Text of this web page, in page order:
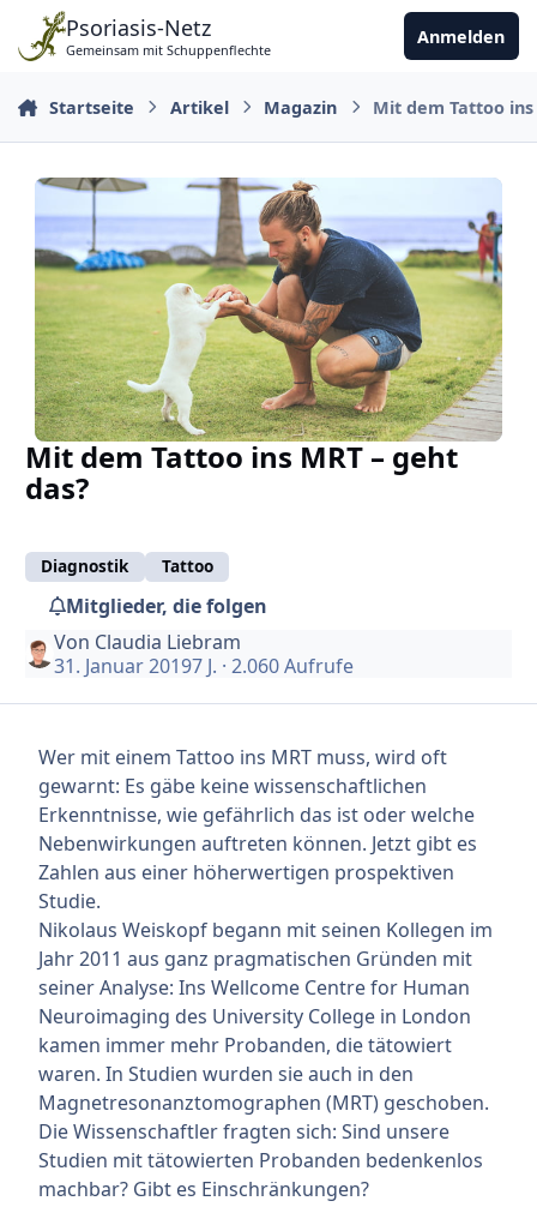
Zu Inhalt springen
Psoriasis-Netz
Gemeinsam mit Schuppenflechte
Anmelden
Startseite Artikel Magazin Mit dem Tattoo ins
Mit dem Tattoo ins MRT – geht
das?
Diagnostik Tattoo
Mitglieder, die folgen
Von Claudia Liebram
31. Januar 20197 J. · 2.060 Aufrufe
Wer mit einem Tattoo ins MRT muss, wird oft
gewarnt: Es gäbe keine wissenschaftlichen
Erkenntnisse, wie gefährlich das ist oder welche
Nebenwirkungen auftreten können. Jetzt gibt es
Zahlen aus einer höherwertigen prospektiven
Studie.
Nikolaus Weiskopf begann mit seinen Kollegen im
Jahr 2011 aus ganz pragmatischen Gründen mit
seiner Analyse: Ins Wellcome Centre for Human
Neuroimaging des University College in London
kamen immer mehr Probanden, die tätowiert
waren. In Studien wurden sie auch in den
Magnetresonanztomographen (MRT) geschoben.
Die Wissenschaftler fragten sich: Sind unsere
Studien mit tätowierten Probanden bedenkenlos
machbar? Gibt es Einschränkungen?